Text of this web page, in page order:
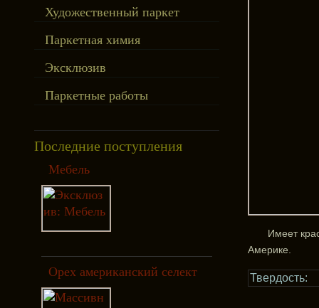
Художественный паркет
Паркетная химия
Эксклюзив
Паркетные работы
Последние поступления
Мебель
Орех американский селект
Имеет
Америке.
Твердость: